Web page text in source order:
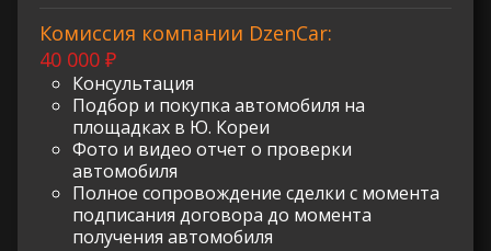
Комиссия компании DzenCar:
40 000 ₽
Консультация
Подбор и покупка автомобиля на
площадках в Ю. Кореи
Фото и видео отчет о проверки
автомобиля
Полное сопровождение сделки с момента
подписания договора до момента
получения автомобиля